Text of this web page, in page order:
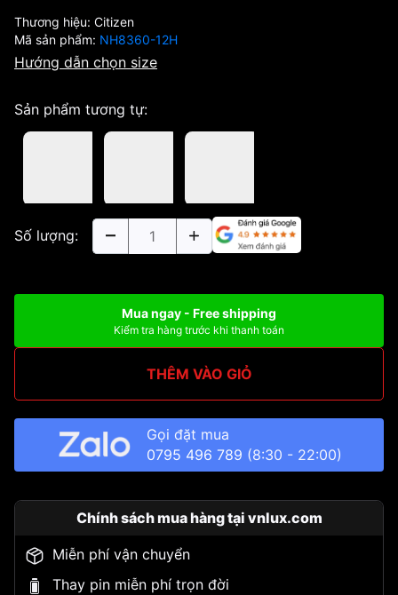
Thương hiệu: Citizen
Mã sản phẩm: NH8360-12H
Hướng dẫn chọn size
Sản phẩm tương tự:
Số lượng:
Mua ngay - Free shipping
Kiểm tra hàng trước khi thanh toán
THÊM VÀO GIỎ
Gọi đặt mua
0795 496 789 (8:30 - 22:00)
Chính sách mua hàng tại vnlux.com
Miễn phí vận chuyển
Thay pin miễn phí trọn đời